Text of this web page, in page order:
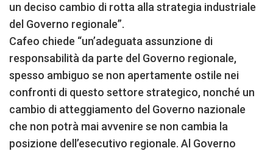
un deciso cambio di rotta alla strategia industriale
del Governo regionale”.
Cafeo chiede “un’adeguata assunzione di
responsabilità da parte del Governo regionale,
spesso ambiguo se non apertamente ostile nei
confronti di questo settore strategico, nonché un
cambio di atteggiamento del Governo nazionale
che non potrà mai avvenire se non cambia la
posizione dell’esecutivo regionale. Al Governo